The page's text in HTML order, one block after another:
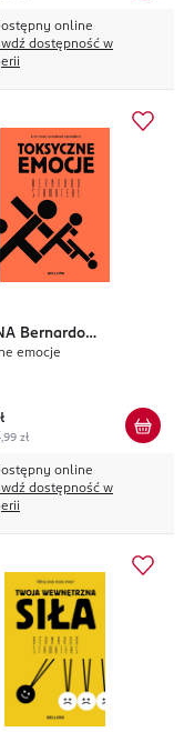
online
dostępność w
Bernardo
emocje
zł
online
dostępność w